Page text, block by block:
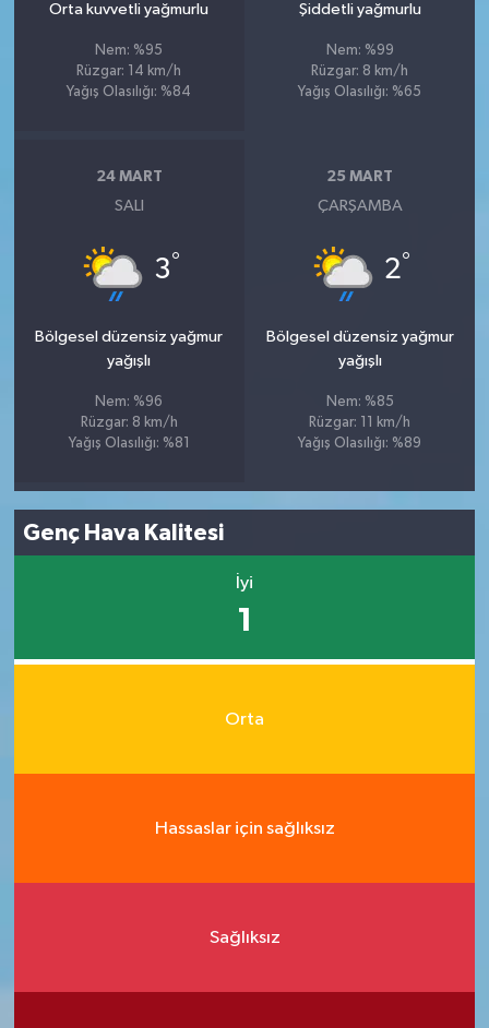
Orta kuvvetli yağmurlu
Nem: %95
Rüzgar: 14 km/h
Yağış Olasılığı: %84
Şiddetli yağmurlu
Nem: %99
Rüzgar: 8 km/h
Yağış Olasılığı: %65
24 MART
SALI
3°
Bölgesel düzensiz yağmur
yağışlı
Nem: %96
Rüzgar: 8 km/h
Yağış Olasılığı: %81
25 MART
ÇARŞAMBA
2°
Bölgesel düzensiz yağmur
yağışlı
Nem: %85
Rüzgar: 11 km/h
Yağış Olasılığı: %89
Genç Hava Kalitesi
İyi
1
Orta
Hassaslar için sağlıksız
Sağlıksız